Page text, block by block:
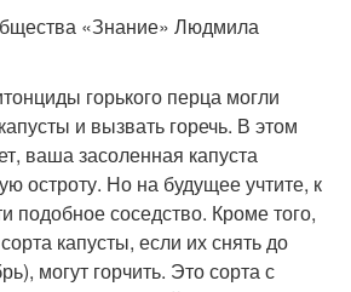
«Знание» Людмила
горького перца могли
и вызвать горечь. В этом
ваша засоленная капуста
остроту. Но на будущее учтите, к
подобное соседство. Кроме того,
капусты, если их снять до
могут горчить. Это сорта с